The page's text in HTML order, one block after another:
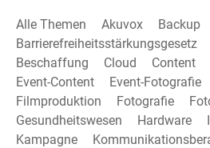
Alle Themen Akuvox
Backup
Barrierefreiheitsstärkungsgesetz
Beschaffung
Cloud Content
Event-Content
Event-Fotografie
Filmproduktion
Fotografie
Gesundheitswesen
Hardware
Kampagne